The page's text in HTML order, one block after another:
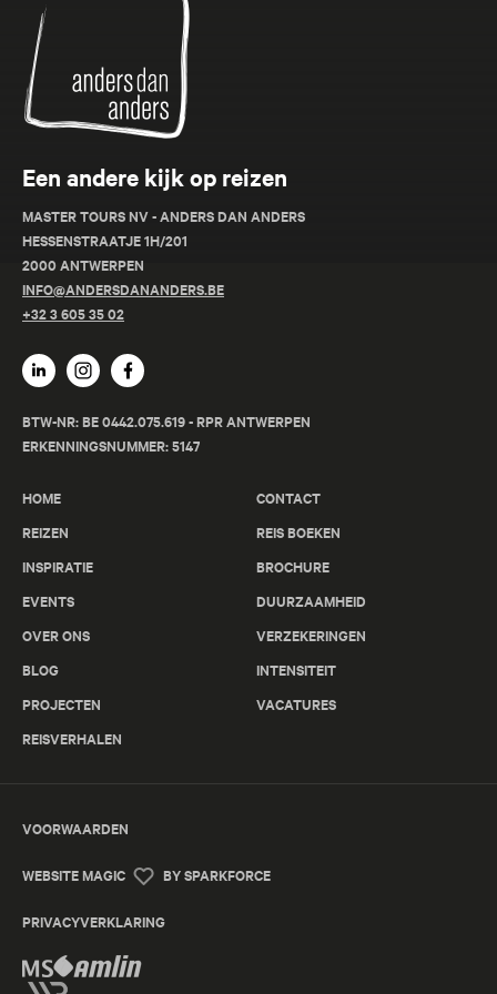
dan
Anders
Een andere kijk op reizen
MASTER TOURS NV - ANDERS DAN ANDERS
HESSENSTRAATJE 1H/201
2000 ANTWERPEN
INFO@ANDERSDANANDERS.BE
+32 3 605 35 02
BTW-NR: BE 0442.075.619 - RPR ANTWERPEN
ERKENNINGSNUMMER: 5147
HOME
REIZEN
INSPIRATIE
EVENTS
OVER ONS
BLOG
PROJECTEN
REISVERHALEN
CONTACT
REIS BOEKEN
BROCHURE
DUURZAAMHEID
VERZEKERINGEN
INTENSITEIT
VACATURES
VOORWAARDEN
WEBSITE MAGIC BY SPARKFORCE
PRIVACYVERKLARING